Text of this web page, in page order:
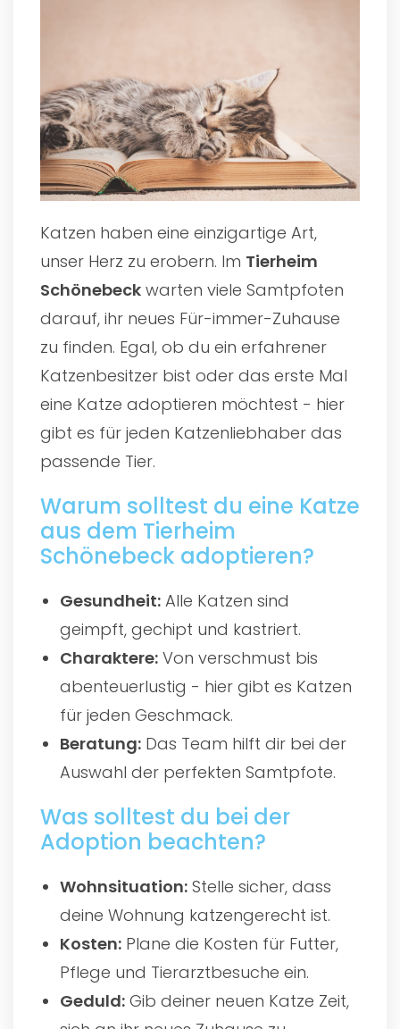
Katzen haben eine einzigartige Art,
unser Herz zu erobern. Im Tierheim
Schönebeck warten viele Samtpfoten
darauf, ihr neues Für-immer-Zuhause
zu finden. Egal, ob du ein erfahrener
Katzenbesitzer bist oder das erste Mal
eine Katze adoptieren möchtest - hier
gibt es für jeden Katzenliebhaber das
passende Tier.
Warum solltest du eine Katze
aus dem Tierheim
Schönebeck adoptieren?
Gesundheit: Alle Katzen sind
geimpft, gechipt und kastriert.
Charaktere: Von verschmust bis
abenteuerlustig - hier gibt es Katzen
für jeden Geschmack.
Beratung: Das Team hilft dir bei der
Auswahl der perfekten Samtpfote.
Was solltest du bei der
Adoption beachten?
Wohnsituation: Stelle sicher, dass
deine Wohnung katzengerecht ist.
Kosten: Plane die Kosten für Futter,
Pflege und Tierarztbesuche ein.
Geduld: Gib deiner neuen Katze Zeit,